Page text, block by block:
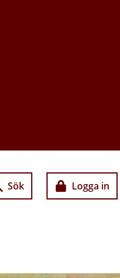
Sök Logga in